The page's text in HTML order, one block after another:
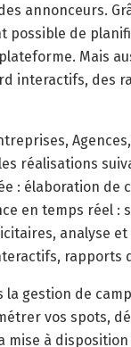
annonceurs.
possible de
Mais
interactifs, des
réalisations
: élaboration de
en temps réel :
analyse
rapports
la gestion de
vos spots,
mise à